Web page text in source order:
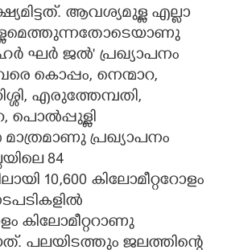
ആവശ്യമുള്ള എല്ലാ
ഘർ ജൽ' പ്രഖ്യാപനം
കൊപ്പം, നെന്മാറ,
എരുത്തേമ്പതി,
പൊൽപ്പുള്ളി
പ്രഖ്യാപനം
84
10,600 കിലോമീറ്ററോളം
കിലോമീറ്ററാണു
പലയിടത്തും ജലത്തിന്റെ